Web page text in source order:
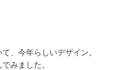
、今年らしいデザイン。
みました。